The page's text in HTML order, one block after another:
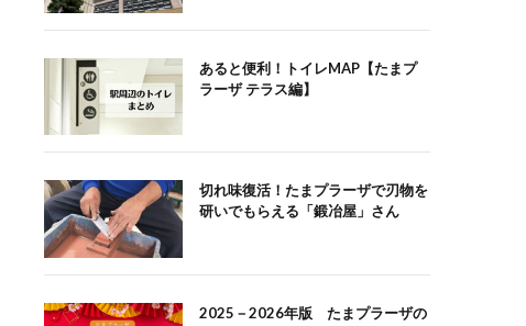
あると便利！トイレMAP【たまプ
ラーザ テラス編】
切れ味復活！たまプラーザで刃物を
研いでもらえる「鍛冶屋」さん
2025－2026年版 たまプラーザの